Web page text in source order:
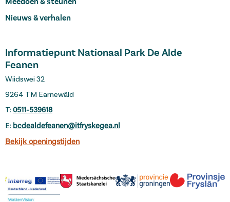
Meedoen & steunen
Nieuws & verhalen
Informatiepunt Nationaal Park De Alde
Feanen
Wiidswei 32
9264 TM Earnewâld
T: 0511-539618
E: bcdealdefeanen@itfryskegea.nl
Bekijk openingstijden